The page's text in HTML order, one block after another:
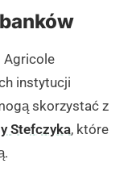
Agricole
instytucji
skorzystać z
Stefczyka, które